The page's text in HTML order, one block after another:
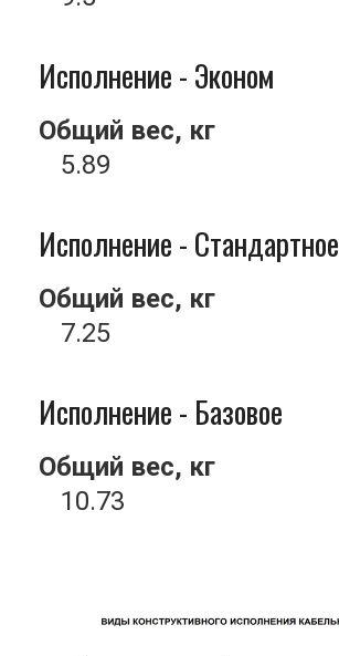
Исполнение - Эконом
Общий вес, кг
5.89
Исполнение - Стандартное
Общий вес, кг
7.25
Исполнение - Базовое
Общий вес, кг
10.73